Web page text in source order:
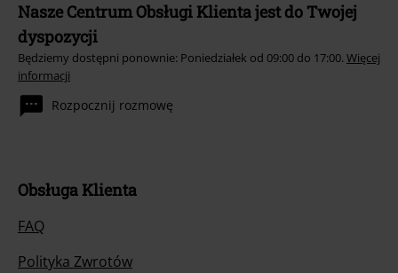
Nasze Centrum Obsługi Klienta jest do Twojej
dyspozycji
Będziemy dostępni ponownie: Poniedziałek od 09:00 do 17:00. Więcej
informacji
Rozpocznij rozmowę
Obsługa Klienta
FAQ
Polityka Zwrotów